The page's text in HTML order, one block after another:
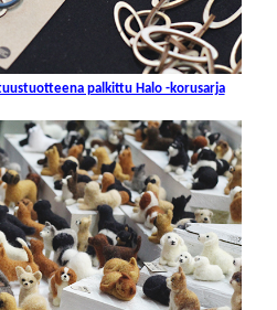
palkittu Halo -korusarja